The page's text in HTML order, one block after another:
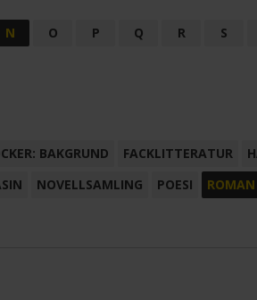
N O P Q R S
BAKGRUND FACKLITTERATUR
NOVELLSAMLING POESI ROMAN